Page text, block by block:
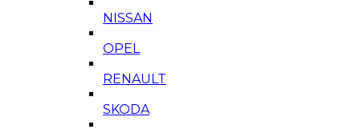
NISSAN
OPEL
RENAULT
SKODA